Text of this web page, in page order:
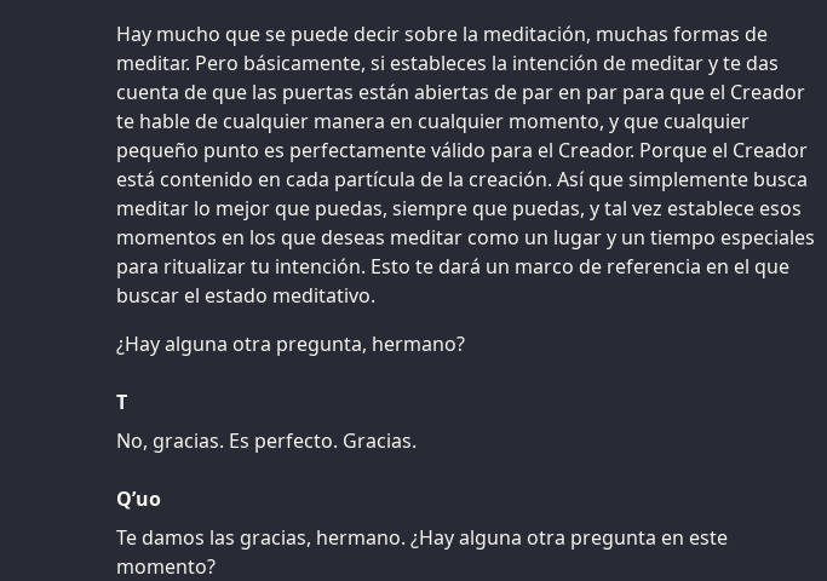
Hay mucho que se puede decir sobre la meditación, muchas formas de
meditar. Pero básicamente, si estableces la intención de meditar y te das
cuenta de que las puertas están abiertas de par en par para que el Creador
te hable de cualquier manera en cualquier momento, y que cualquier
pequeño punto es perfectamente válido para el Creador. Porque el Creador
está contenido en cada partícula de la creación. Así que simplemente busca
meditar lo mejor que puedas, siempre que puedas, y tal vez establece esos
momentos en los que deseas meditar como un lugar y un tiempo especiales
para ritualizar tu intención. Esto te dará un marco de referencia en el que
buscar el estado meditativo.
¿Hay alguna otra pregunta, hermano?
T
No, gracias. Es perfecto. Gracias.
Q’uo
Te damos las gracias, hermano. ¿Hay alguna otra pregunta en este
momento?